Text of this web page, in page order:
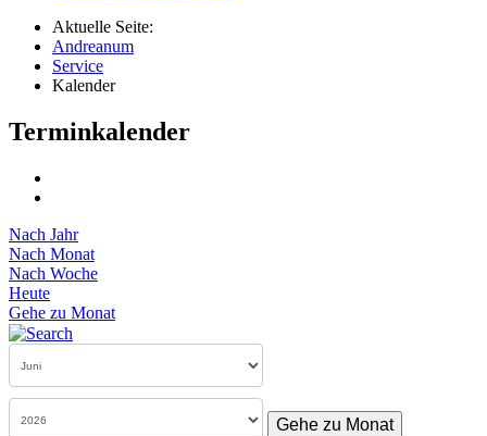
Aktuelle Seite:
Andreanum
Service
Kalender
Terminkalender
Nach Jahr
Nach Monat
Nach Woche
Heute
Gehe zu Monat
Gehe zu Monat